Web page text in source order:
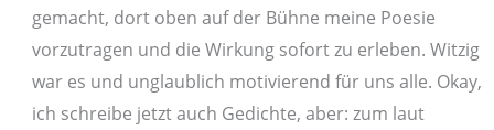
gemacht, dort oben auf der Bühne meine Poesie
vorzutragen und die Wirkung sofort zu erleben. Witzig
war es und unglaublich motivierend für uns alle. Okay,
ich schreibe jetzt auch Gedichte, aber: zum laut